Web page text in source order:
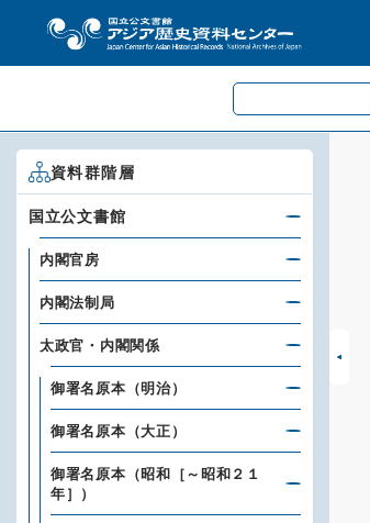
資料群階層
国立公文書館
内閣官房
内閣法制局
太政官・内閣関係
御署名原本（明治）
御署名原本（大正）
御署名原本（昭和［～昭和２１
年］）